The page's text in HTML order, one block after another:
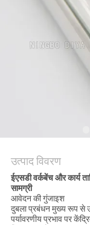
विनती
PRIVACY
POLICY
उत्पाद विवरण
ईएसडी वर्कबेंच और कार्य
सामग्री
आवेदन की गुंजाइश
दुबला प्रबंधन मुख्य रूप से
पर्यावरणीय प्रभाव पर